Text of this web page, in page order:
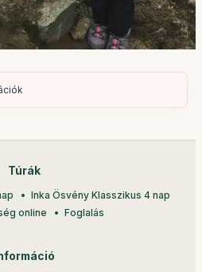
Túrák
Inka Ösvény Klasszikus 4 nap
online
Foglalás